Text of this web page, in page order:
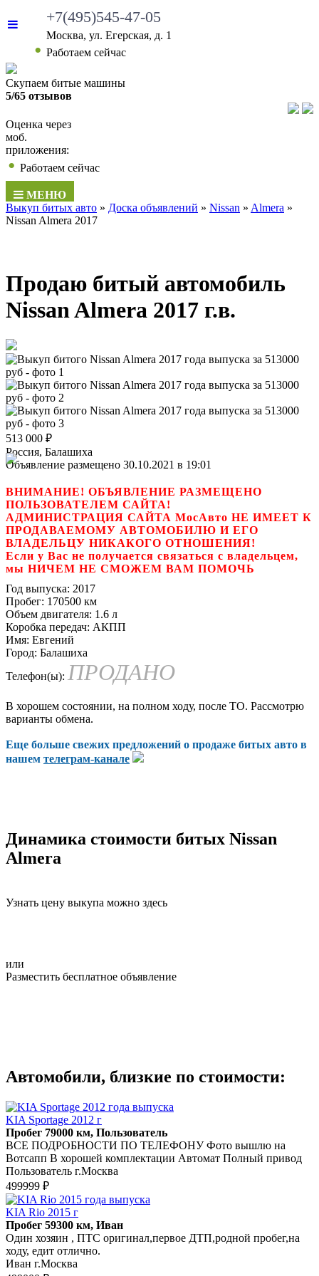
+7(495)545-47-05
Москва, ул. Егерская, д. 1
• Работаем сейчас
Скупаем битые машины
5/65 отзывов
Оценка через
моб.
приложения:
• Работаем сейчас
МЕНЮ
Выкуп битых авто » Доска объявлений » Nissan » Almera »
Nissan Almera 2017
Продаю битый автомобиль
Nissan Almera 2017 г.в.
513 000 ₽
Россия, Балашиха
Объявление размещено 30.10.2021 в 19:01
ВНИМАНИЕ! ОБЪЯВЛЕНИЕ РАЗМЕЩЕНО
ПОЛЬЗОВАТЕЛЕМ САЙТА!
АДМИНИСТРАЦИЯ САЙТА МосАвто НЕ ИМЕЕТ К
ПРОДАВАЕМОМУ АВТОМОБИЛЮ И ЕГО
ВЛАДЕЛЬЦУ НИКАКОГО ОТНОШЕНИЯ!
Если у Вас не получается связаться с владельцем,
мы НИЧЕМ НЕ СМОЖЕМ ВАМ ПОМОЧЬ
Год выпуска: 2017
Пробег: 170500 км
Объем двигателя: 1.6 л
Коробка передач: АКПП
Имя: Евгений
Город: Балашиха
Телефон(ы): ПРОДАНО
В хорошем состоянии, на полном ходу, после ТО. Рассмотрю
варианты обмена.
Еще больше свежих предложений о продаже битых авто в
нашем телеграм-канале
Динамика стоимости битых Nissan
Almera
Узнать цену выкупа можно здесь
или
Разместить бесплатное объявление
Автомобили, близкие по стоимости:
KIA Sportage 2012 г
Пробег 79000 км, Пользователь
ВСЕ ПОДРОБНОСТИ ПО ТЕЛЕФОНУ Фото вышлю на
Вотсапп В хорошей комплектации Автомат Полный привод
Пользователь г.Москва
499999 ₽
KIA Rio 2015 г
Пробег 59300 км, Иван
Один хозяин , ПТС оригинал,первое ДТП,родной пробег,на
ходу, едит отлично.
Иван г.Москва